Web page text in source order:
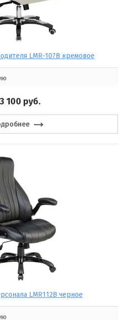
LMR-107B кремовое
100 руб.
LMR112B черное